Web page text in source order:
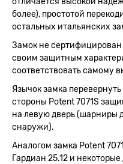
более), простотой
остальных итальянских
Замок не сертифицирован
своим защитным
соответствовать самому
Язычок замка
стороны Potent 7071S
на левую дверь (шарниры
снаружи).
Аналогом замка Potent
Гардиан 25.12 и